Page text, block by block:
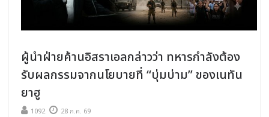
ผู้นำฝ่ายค้านอิสราเอลกล่าวว่า ทหารกำลังต้อง
รับผลกรรมจากนโยบายที่ “บุ่มบ่าม” ของเนทัน
ยาฮู
1092 28 ก.ค. 69